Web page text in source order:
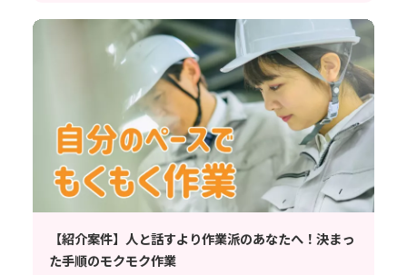
【紹介案件】人と話すより作業派のあなたへ！決まっ
た手順のモクモク作業